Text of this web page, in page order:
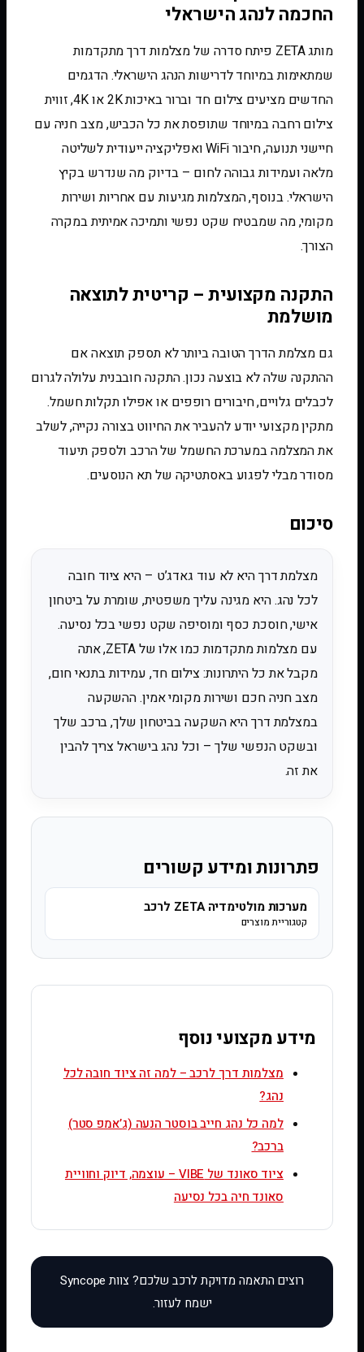
החכמה לנהג הישראלי
מותג ZETA פיתח סדרה של מצלמות דרך מתקדמות
שמתאימות במיוחד לדרישות הנהג הישראלי. הדגמים
החדשים מציעים צילום חד וברור באיכות 2K או 4K, זווית
צילום רחבה במיוחד שתופסת את כל הכביש, מצב חניה עם
חיישני תנועה, חיבור WiFi ואפליקציה ייעודית לשליטה
מלאה ועמידות גבוהה לחום – בדיוק מה שנדרש בקיץ
הישראלי. בנוסף, המצלמות מגיעות עם אחריות ושירות
מקומי, מה שמבטיח שקט נפשי ותמיכה אמיתית במקרה
הצורך.
התקנה מקצועית – קריטית לתוצאה
מושלמת
גם מצלמת הדרך הטובה ביותר לא תספק תוצאה אם
ההתקנה שלה לא בוצעה נכון. התקנה חובבנית עלולה לגרום
לכבלים גלויים, חיבורים רופפים או אפילו תקלות חשמל.
מתקין מקצועי יודע להעביר את החיווט בצורה נקייה, לשלב
את המצלמה במערכת החשמל של הרכב ולספק תיעוד
מסודר מבלי לפגוע באסתטיקה של תא הנוסעים.
סיכום
מצלמת דרך היא לא עוד גאדג’ט – היא ציוד חובה
לכל נהג. היא מגינה עליך משפטית, שומרת על ביטחון
אישי, חוסכת כסף ומוסיפה שקט נפשי בכל נסיעה.
עם מצלמות מתקדמות כמו אלו של ZETA, אתה
מקבל את כל היתרונות: צילום חד, עמידות בתנאי חום,
מצב חניה חכם ושירות מקומי אמין. ההשקעה
במצלמת דרך היא השקעה בביטחון שלך, ברכב שלך
ובשקט הנפשי שלך – וכל נהג בישראל צריך להבין
את זה.
פתרונות ומידע קשורים
מערכות מולטימדיה ZETA לרכב
קטגוריית מוצרים
מידע מקצועי נוסף
מצלמות דרך לרכב – למה זה ציוד חובה לכל
נהג?
למה כל נהג חייב בוסטר הנעה (ג’אמפ סטר)
ברכב?
ציוד סאונד של VIBE – עוצמה, דיוק וחוויית
סאונד חיה בכל נסיעה